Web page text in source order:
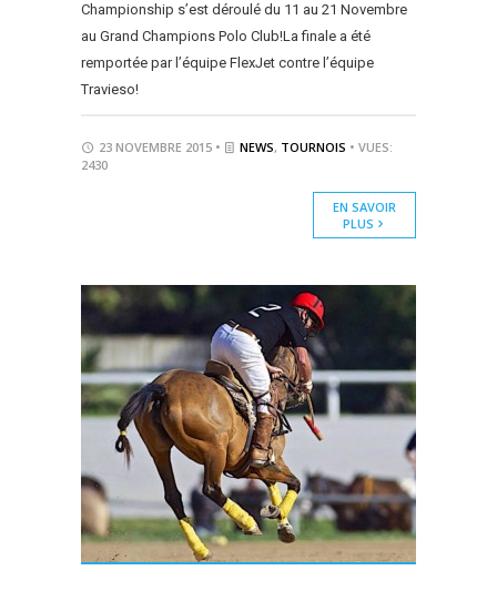
Championship s’est déroulé du 11 au 21 Novembre
au Grand Champions Polo Club!La finale a été
remportée par l’équipe FlexJet contre l’équipe
Travieso!
23 NOVEMBRE 2015 • NEWS, TOURNOIS • VUES:
2430
EN SAVOIR
PLUS